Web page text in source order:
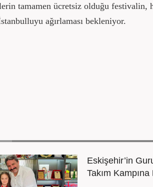
tamamen ücretsiz olduğu festivalin,
ağırlaması bekleniyor.
Eskişehir’in
Takım